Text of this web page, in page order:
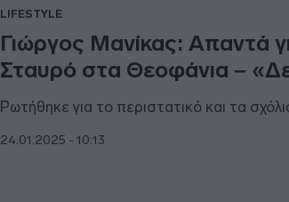
LIFESTYLE
Γιώργος Μανίκας: Απαντά
Σταυρό στα Θεοφάνια –
Ρωτήθηκε για το περιστατικό και τα
24.01.2025 - 10:13